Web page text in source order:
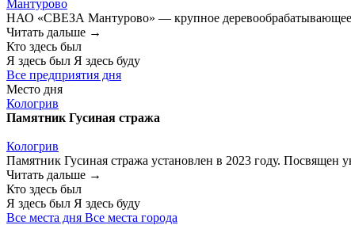
Мантурово
НАО «СВЕЗА Мантурово» — крупное деревообрабатывающее
Читать дальше →
Кто здесь был
Я здесь был Я здесь буду
Все предприятия дня
Место дня
Кологрив
Памятник Гусиная стража
Кологрив
Памятник Гусиная стража установлен в 2023 году.
Читать дальше →
Кто здесь был
Я здесь был Я здесь буду
Все места дня Все места города